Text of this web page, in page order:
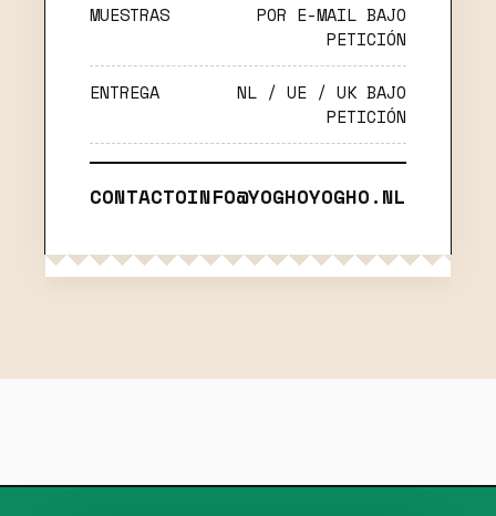
MUESTRAS
POR E-MAIL BAJO
PETICIÓN
ENTREGA
NL / UE / UK BAJO
PETICIÓN
CONTACTOINFO@YOGHOYOGHO.NL